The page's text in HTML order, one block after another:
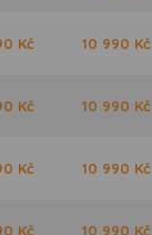
Kč 10 990 Kč
Kč 10 990 Kč
Kč 10 990 Kč
Kč 10 990 Kč